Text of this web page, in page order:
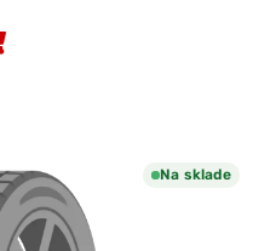
Na sklade